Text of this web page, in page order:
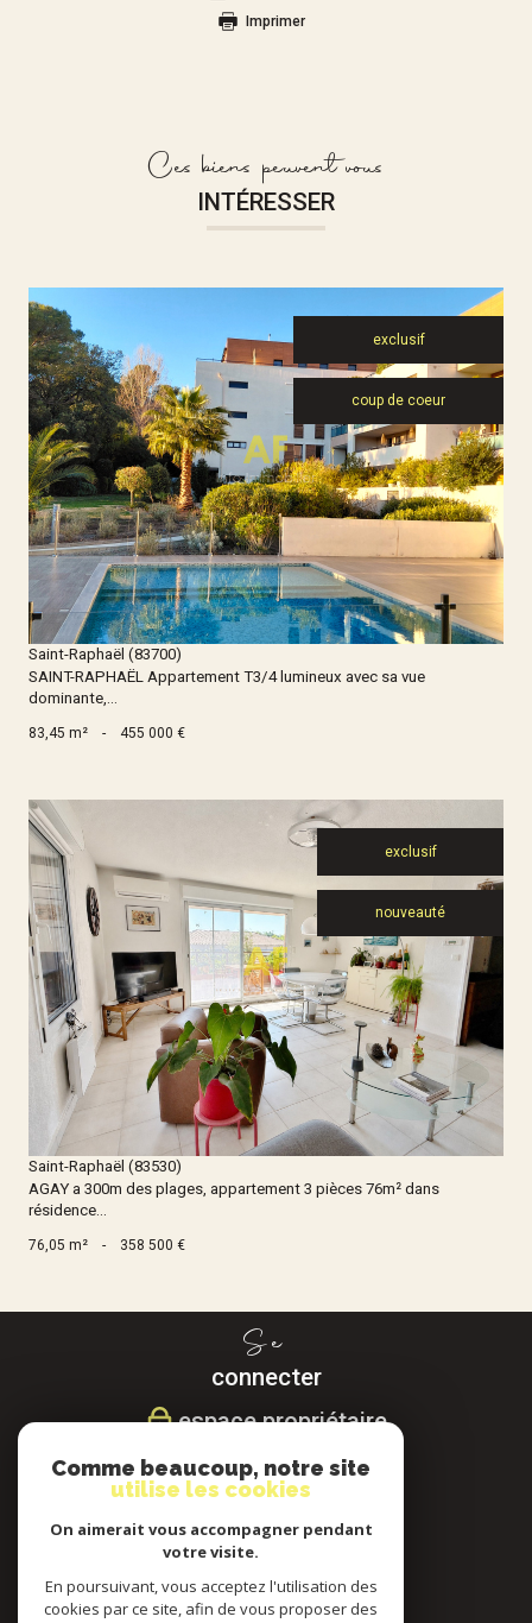
Imprimer
Ces biens peuvent vous
INTÉRESSER
exclusif
coup de coeur
Voir le bien
Saint-Raphaël (83700)
SAINT-RAPHAËL Appartement T3/4 lumineux avec sa vue
dominante,...
83,45 m² - 455 000 €
exclusif
nouveauté
Voir le bien
Saint-Raphaël (83530)
AGAY a 300m des plages, appartement 3 pièces 76m² dans
résidence...
76,05 m² - 358 500 €
Se
connecter
espace propriétaire
Nous
Comme beaucoup, notre site
utilise les cookies
On aimerait vous accompagner pendant
votre visite.
En poursuivant, vous acceptez l'utilisation des
cookies par ce site, afin de vous proposer des